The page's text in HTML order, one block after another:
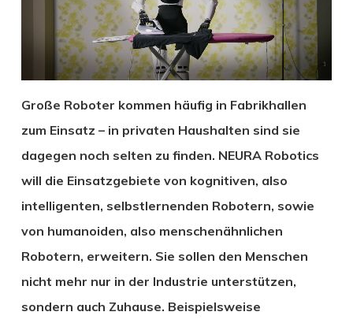
Große Roboter kommen häufig in Fabrikhallen
zum Einsatz – in privaten Haushalten sind sie
dagegen noch selten zu finden. NEURA Robotics
will die Einsatzgebiete von kognitiven, also
intelligenten, selbstlernenden Robotern, sowie
von humanoiden, also menschenähnlichen
Robotern, erweitern. Sie sollen den Menschen
nicht mehr nur in der Industrie unterstützen,
sondern auch Zuhause. Beispielsweise